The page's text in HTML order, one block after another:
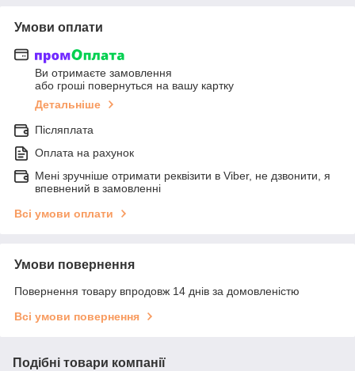
Умови оплати
Ви отримаєте замовлення
або гроші повернуться на вашу картку
Детальніше
Післяплата
Оплата на рахунок
Мені зручніше отримати реквізити в Viber, не дзвонити, я
впевнений в замовленні
Всі умови оплати
Умови повернення
Повернення товару впродовж 14 днів за домовленістю
Всі умови повернення
Подібні товари компанії